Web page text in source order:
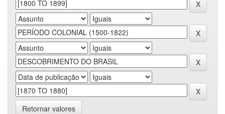
Retornar valores